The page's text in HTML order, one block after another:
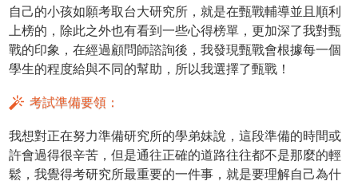
自己的小孩如願考取台大研究所，就是在甄戰輔導並且順利
上榜的，除此之外也有看到一些心得榜單，更加深了我對甄
戰的印象，在經過顧問師諮詢後，我發現甄戰會根據每一個
學生的程度給與不同的幫助，所以我選擇了甄戰！
考試準備要領：
我想對正在努力準備研究所的學弟妹說，這段準備的時間或
許會過得很辛苦，但是通往正確的道路往往都不是那麼的輕
鬆，我覺得考研究所最重要的一件事，就是要理解自己為什